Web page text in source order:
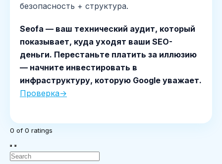
безопасность + структура.
Seofa — ваш технический аудит, который
показывает, куда уходят ваши SEO-
деньги. Перестаньте платить за иллюзию
— начните инвестировать в
инфраструктуру, которую Google уважает.
Проверка→
0 of 0 ratings